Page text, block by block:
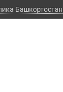
Башкортостан